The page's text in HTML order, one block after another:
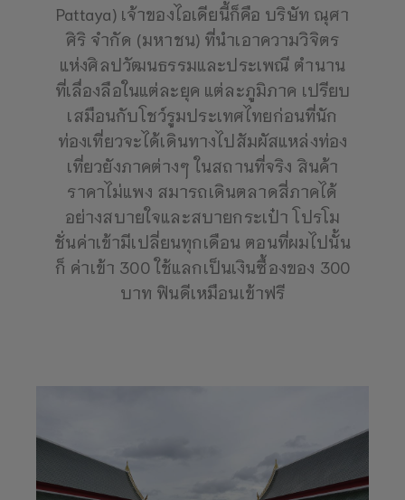
Pattaya) เจ้าของไอเดียนี้ก็คือ บริษัท ณุศา
ศิริ จำกัด (มหาชน) ที่นำเอาความวิจิตร
แห่งศิลปวัฒนธรรมและประเพณี ตำนาน
ที่เลื่องลือในแต่ละยุค แต่ละภูมิภาค เปรียบ
เสมือนกับโชว์รูมประเทศไทยก่อนที่นัก
ท่องเที่ยวจะได้เดินทางไปสัมผัสแหล่งท่อง
เที่ยวยังภาคต่างๆ ในสถานที่จริง สินค้า
ราคาไม่แพง สมารถเดินตลาดสี่ภาคได้
อย่างสบายใจและสบายกระเป๋า โปรโม
ชั่นค่าเข้ามีเปลี่ยนทุกเดือน ตอนที่ผมไปนั้น
ก็ ค่าเข้า 300 ใช้แลกเป็นเงินซื้องของ 300
บาท ฟินดีเหมือนเข้าฟรี